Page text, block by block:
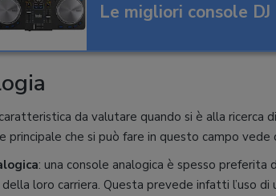
Le migliori console DJ
da valutare quando si è alla ricerca
principale che si può fare in questo campo
: una console analogica è spesso preferita
della loro carriera. Questa prevede infatti l’uso